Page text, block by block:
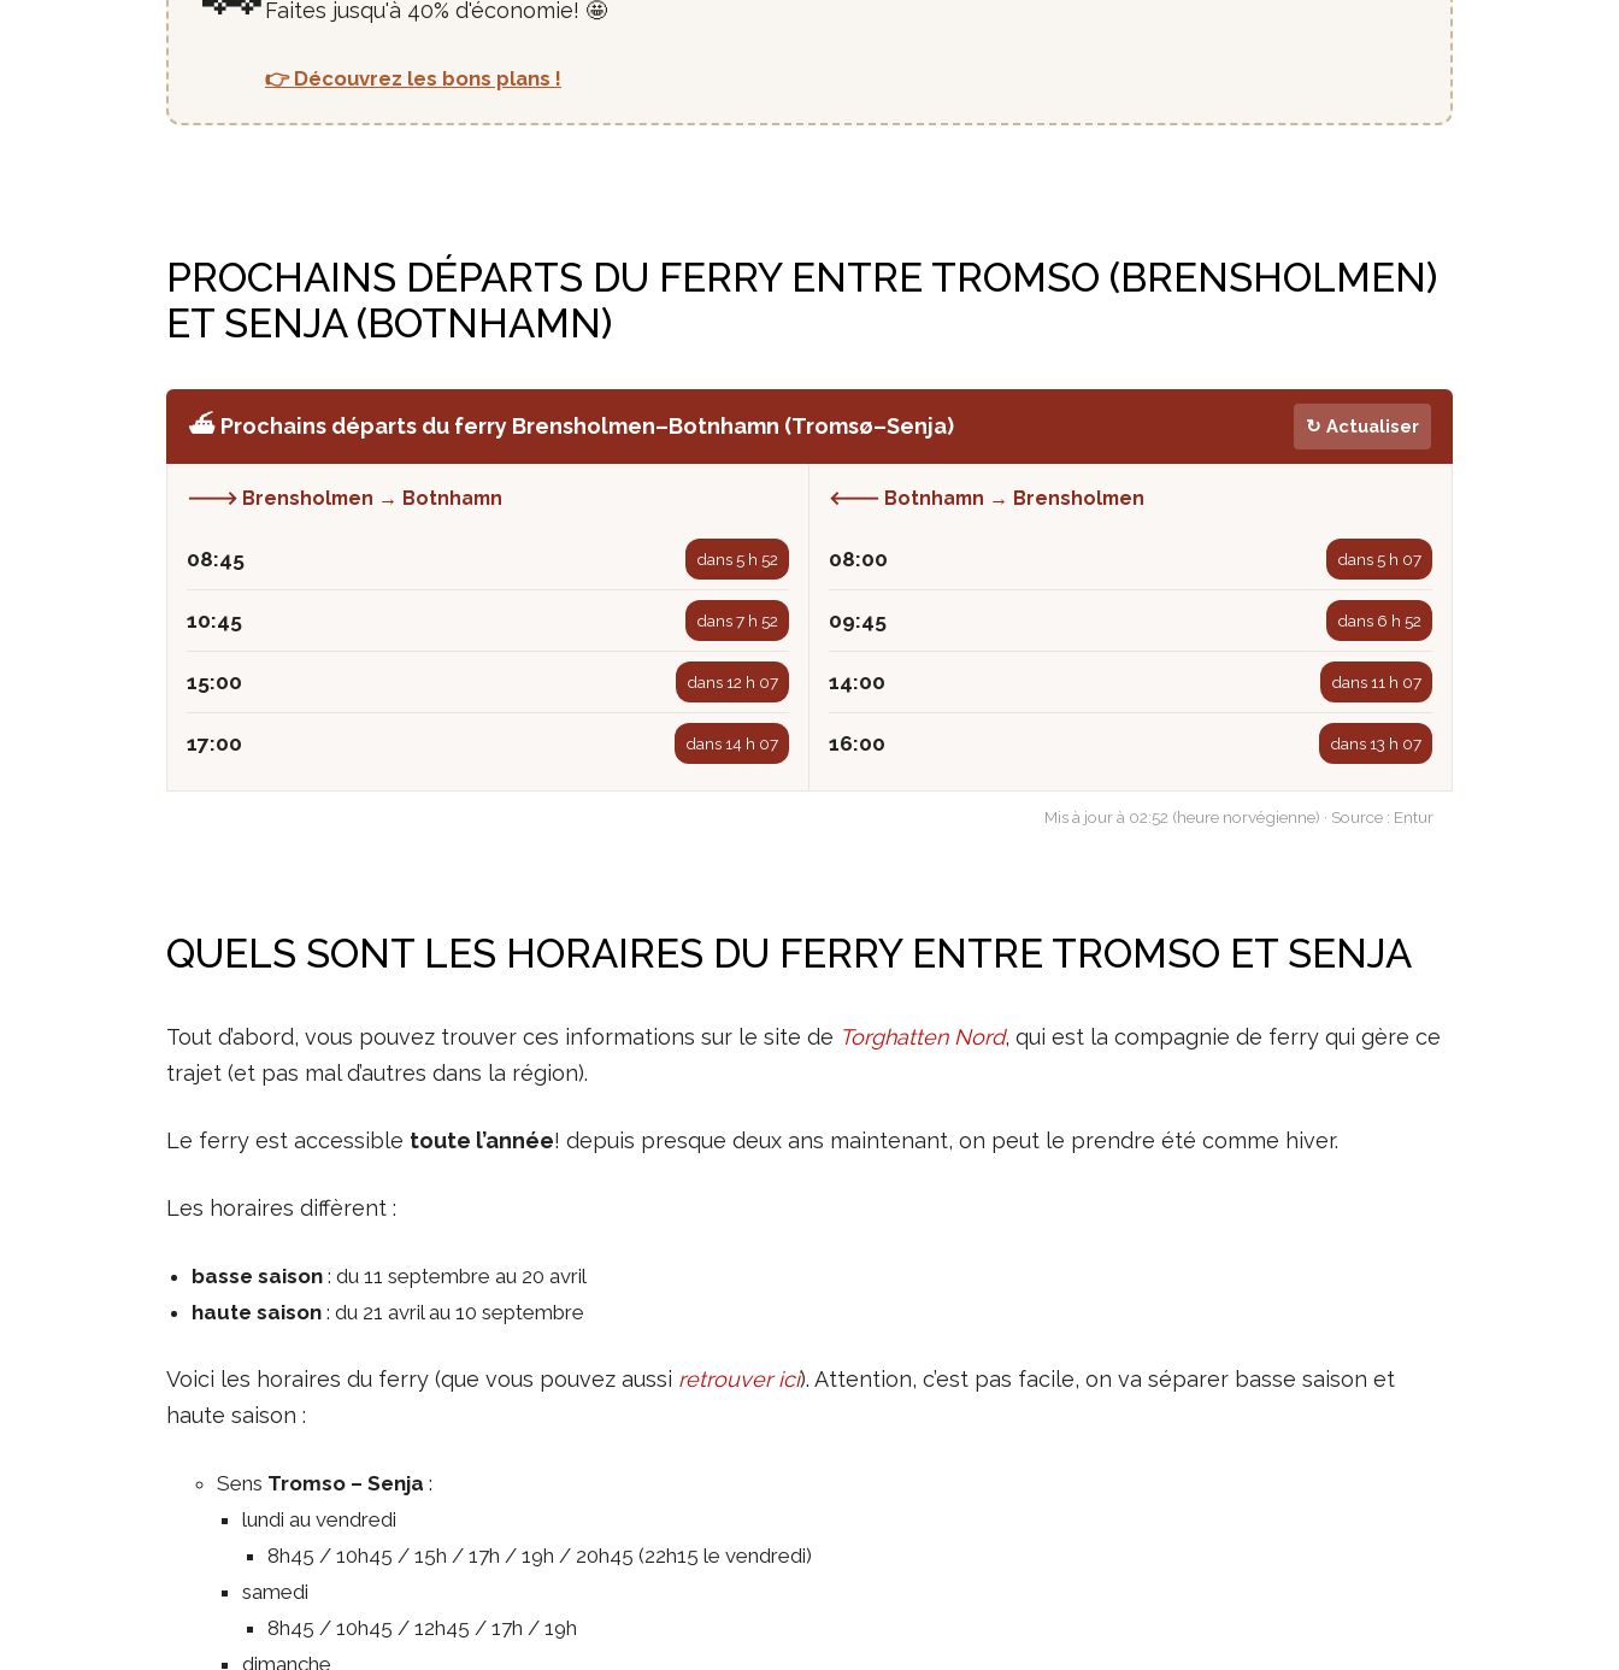
Faites jusqu'à 40% d'économie! 🤩
👉 Découvrez les bons plans !
PROCHAINS DÉPARTS DU FERRY ENTRE TROMSO (BRENSHOLMEN)
ET SENJA (BOTNHAMN)
⛴️ Prochains départs du ferry Brensholmen–Botnhamn (Tromsø–Senja) ↻ Actualiser
🡒 Brensholmen → Botnhamn
08:45 dans 5 h 52
10:45 dans 7 h 52
15:00 dans 12 h 07
17:00 dans 14 h 07
🡐 Botnhamn → Brensholmen
08:00 dans 5 h 07
09:45 dans 6 h 52
14:00 dans 11 h 07
16:00 dans 13 h 07
Mis à jour à 02:52 (heure norvégienne) · Source : Entur
QUELS SONT LES HORAIRES DU FERRY ENTRE TROMSO ET SENJA
Tout d’abord, vous pouvez trouver ces informations sur le site de Torghatten Nord, qui est la compagnie de ferry qui gère ce
trajet (et pas mal d’autres dans la région).
Le ferry est accessible toute l’année! depuis presque deux ans maintenant, on peut le prendre été comme hiver.
Les horaires diffèrent :
basse saison : du 11 septembre au 20 avril
haute saison : du 21 avril au 10 septembre
Voici les horaires du ferry (que vous pouvez aussi retrouver ici). Attention, c’est pas facile, on va séparer basse saison et
haute saison :
Sens Tromso – Senja :
lundi au vendredi
8h45 / 10h45 / 15h / 17h / 19h / 20h45 (22h15 le vendredi)
samedi
8h45 / 10h45 / 12h45 / 17h / 19h
dimanche